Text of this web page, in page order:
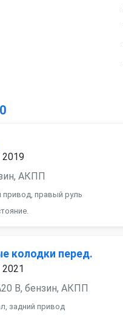
2019
АКПП
привод, правый руль
колодки перед.
2021
B, бензин, АКПП
задний привод